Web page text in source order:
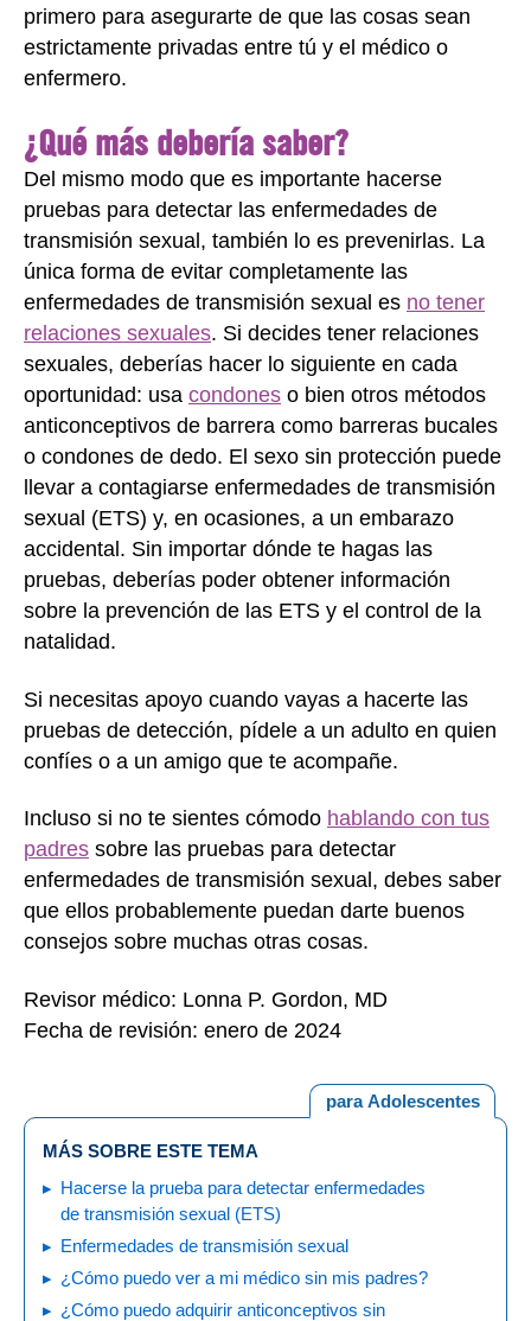
primero para asegurarte de que las cosas sean
estrictamente privadas entre tú y el médico o
enfermero.
¿Qué más debería saber?
Del mismo modo que es importante hacerse
pruebas para detectar las enfermedades de
transmisión sexual, también lo es prevenirlas. La
única forma de evitar completamente las
enfermedades de transmisión sexual es no tener
relaciones sexuales. Si decides tener relaciones
sexuales, deberías hacer lo siguiente en cada
oportunidad: usa condones o bien otros métodos
anticonceptivos de barrera como barreras bucales
o condones de dedo. El sexo sin protección puede
llevar a contagiarse enfermedades de transmisión
sexual (ETS) y, en ocasiones, a un embarazo
accidental. Sin importar dónde te hagas las
pruebas, deberías poder obtener información
sobre la prevención de las ETS y el control de la
natalidad.
Si necesitas apoyo cuando vayas a hacerte las
pruebas de detección, pídele a un adulto en quien
confíes o a un amigo que te acompañe.
Incluso si no te sientes cómodo hablando con tus
padres sobre las pruebas para detectar
enfermedades de transmisión sexual, debes saber
que ellos probablemente puedan darte buenos
consejos sobre muchas otras cosas.
Revisor médico: Lonna P. Gordon, MD
Fecha de revisión: enero de 2024
para Adolescentes
MÁS SOBRE ESTE TEMA
Hacerse la prueba para detectar enfermedades
de transmisión sexual (ETS)
Enfermedades de transmisión sexual
¿Cómo puedo ver a mi médico sin mis padres?
¿Cómo puedo adquirir anticonceptivos sin